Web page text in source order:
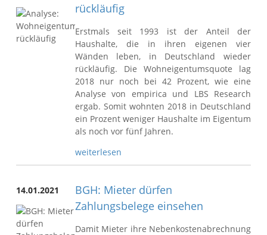
rückläufig
Erstmals seit 1993 ist der Anteil der
Haushalte, die in ihren eigenen vier
Wänden leben, in Deutschland wieder
rückläufig. Die Wohneigentumsquote lag
2018 nur noch bei 42 Prozent, wie eine
Analyse von empirica und LBS Research
ergab. Somit wohnten 2018 in Deutschland
ein Prozent weniger Haushalte im Eigentum
als noch vor fünf Jahren.
weiterlesen
14.01.2021
BGH: Mieter dürfen
Zahlungsbelege einsehen
Damit Mieter ihre Nebenkostenabrechnung